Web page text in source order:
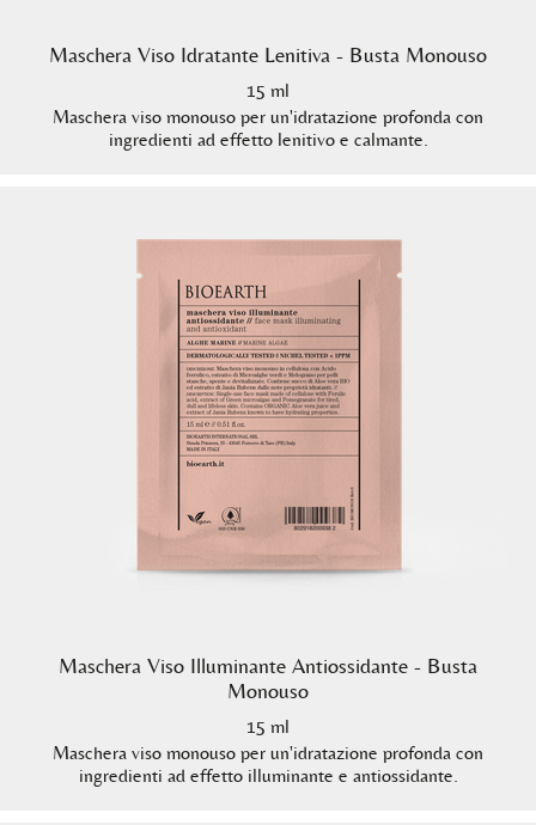
Maschera Viso Idratante Lenitiva - Busta Monouso
15 ml
Maschera viso monouso per un'idratazione profonda con
ingredienti ad effetto lenitivo e calmante.
Maschera Viso Illuminante Antiossidante - Busta
Monouso
15 ml
Maschera viso monouso per un'idratazione profonda con
ingredienti ad effetto illuminante e antiossidante.